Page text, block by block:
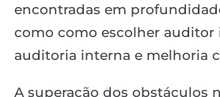
encontradas em
como como escolher auditor
auditoria interna e melhoria
A superação dos obstáculos